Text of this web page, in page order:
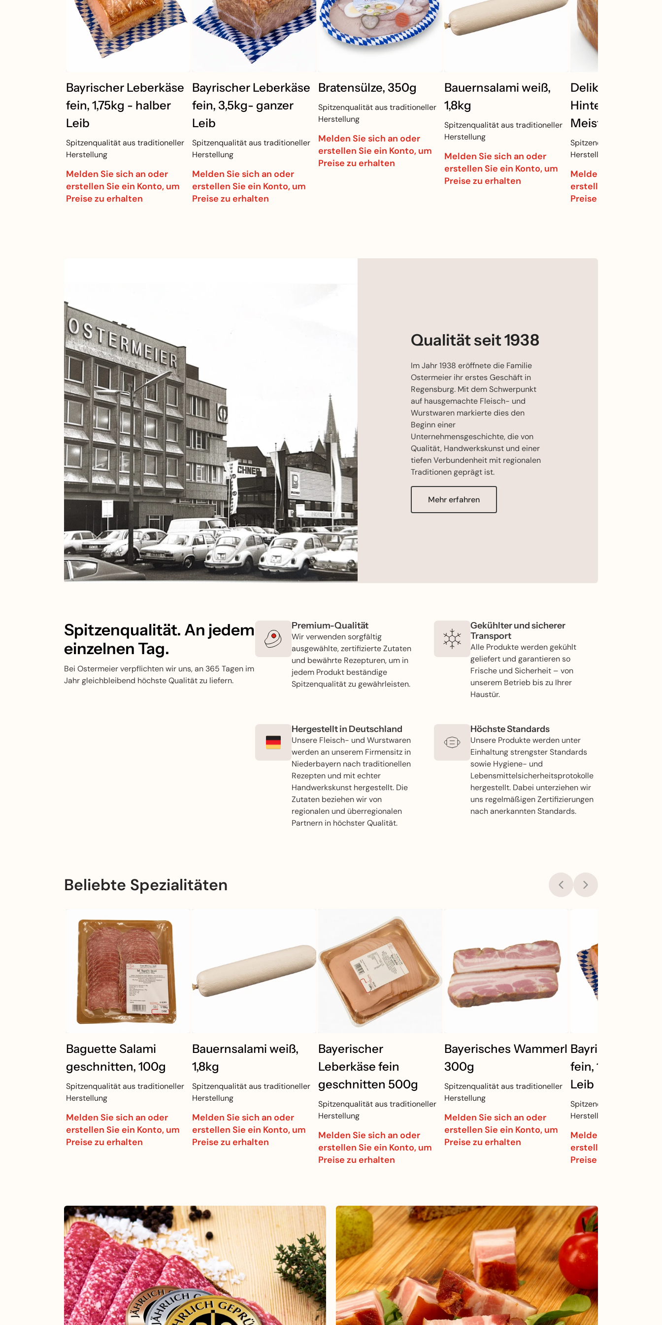
Bayrischer Leberkäse
fein, 1,75kg - halber
Leib
Spitzenqualität aus traditioneller
Herstellung
Melden Sie sich an oder
erstellen Sie ein Konto, um
Preise zu erhalten
Bayrischer Leberkäse
fein, 3,5kg- ganzer
Leib
Spitzenqualität aus traditioneller
Herstellung
Melden Sie sich an oder
erstellen Sie ein Konto, um
Preise zu erhalten
Bratensülze, 350g
Spitzenqualität aus traditioneller
Herstellung
Melden Sie sich an oder
erstellen Sie ein Konto, um
Preise zu erhalten
Bauernsalami weiß,
1,8kg
Spitzenqualität aus traditioneller
Herstellung
Melden Sie sich an oder
erstellen Sie ein Konto, um
Preise zu erhalten
Delikatess
Hinterschinken
Meisterstolz,
Spitzenqualität aus
Herstellung
Melden Sie sich an
erstellen Sie ein
Preise zu erhalten
Qualität seit 1938
Im Jahr 1938 eröffnete die Familie
Ostermeier ihr erstes Geschäft in
Regensburg. Mit dem Schwerpunkt
auf hausgemachte Fleisch- und
Wurstwaren markierte dies den
Beginn einer
Unternehmensgeschichte, die von
Qualität, Handwerkskunst und einer
tiefen Verbundenheit mit regionalen
Traditionen geprägt ist.
Mehr erfahren
Spitzenqualität. An jedem
einzelnen Tag.
Bei Ostermeier verpflichten wir uns, an 365 Tagen im
Jahr gleichbleibend höchste Qualität zu liefern.
Premium-Qualität
Wir verwenden sorgfältig
ausgewählte, zertifizierte Zutaten
und bewährte Rezepturen, um in
jedem Produkt beständige
Spitzenqualität zu gewährleisten.
Gekühlter und sicherer
Transport
Alle Produkte werden gekühlt
geliefert und garantieren so
Frische und Sicherheit – von
unserem Betrieb bis zu Ihrer
Haustür.
Hergestellt in Deutschland
Unsere Fleisch- und Wurstwaren
werden an unserem Firmensitz in
Niederbayern nach traditionellen
Rezepten und mit echter
Handwerkskunst hergestellt. Die
Zutaten beziehen wir von
regionalen und überregionalen
Partnern in höchster Qualität.
Höchste Standards
Unsere Produkte werden unter
Einhaltung strengster Standards
sowie Hygiene- und
Lebensmittelsicherheitsprotokolle
hergestellt. Dabei unterziehen wir
uns regelmäßigen Zertifizierungen
nach anerkannten Standards.
Beliebte Spezialitäten
Baguette Salami
geschnitten, 100g
Spitzenqualität aus traditioneller
Herstellung
Melden Sie sich an oder
erstellen Sie ein Konto, um
Preise zu erhalten
Bauernsalami weiß,
1,8kg
Spitzenqualität aus traditioneller
Herstellung
Melden Sie sich an oder
erstellen Sie ein Konto, um
Preise zu erhalten
Bayerischer
Leberkäse fein
geschnitten 500g
Spitzenqualität aus traditioneller
Herstellung
Melden Sie sich an oder
erstellen Sie ein Konto, um
Preise zu erhalten
Bayerisches Wammerl
300g
Spitzenqualität aus traditioneller
Herstellung
Melden Sie sich an oder
erstellen Sie ein Konto, um
Preise zu erhalten
Bayrischer
fein, 1,75kg -
Leib
Spitzenqualität aus
Herstellung
Melden Sie sich an
erstellen Sie ein
Preise zu erhalten